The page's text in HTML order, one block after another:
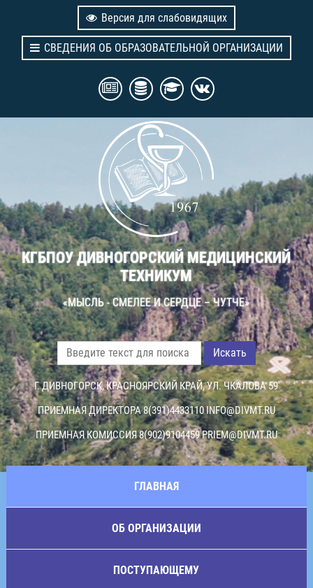
Версия для слабовидящих
СВЕДЕНИЯ ОБ ОБРАЗОВАТЕЛЬНОЙ ОРГАНИЗАЦИИ
КГБПОУ ДИВНОГОРСКИЙ МЕДИЦИНСКИЙ
ТЕХНИКУМ
«МЫСЛЬ - СМЕЛЕЕ И СЕРДЦЕ – ЧУТЧЕ»
Искать
Г. ДИВНОГОРСК, КРАСНОЯРСКИЙ КРАЙ, УЛ. ЧКАЛОВА 59
ПРИЕМНАЯ ДИРЕКТОРА 8(391)4433110INFO@DIVMT.RU
ПРИЕМНАЯ КОМИССИЯ 8(902)9104459PRIEM@DIVMT.RU
ГЛАВНАЯ
ОБ ОРГАНИЗАЦИИ
ПОСТУПАЮЩЕМУ